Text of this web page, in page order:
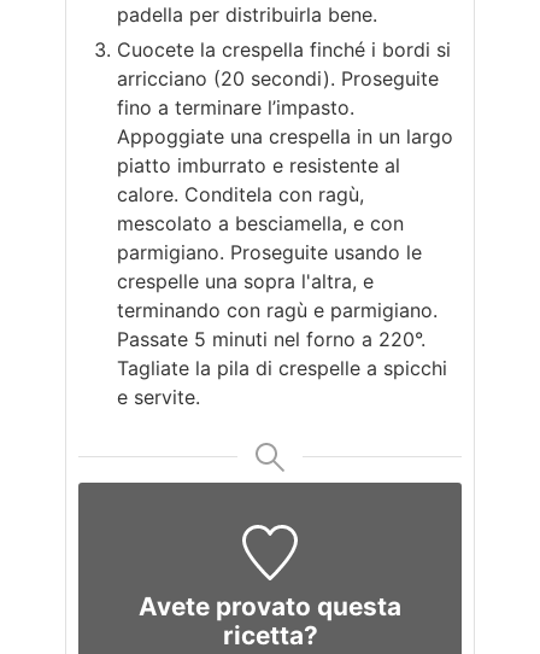
padella per distribuirla bene.
Cuocete la crespella finché i bordi si
arricciano (20 secondi). Proseguite
fino a terminare l’impasto.
Appoggiate una crespella in un largo
piatto imburrato e resistente al
calore. Conditela con ragù,
mescolato a besciamella, e con
parmigiano. Proseguite usando le
crespelle una sopra l'altra, e
terminando con ragù e parmigiano.
Passate 5 minuti nel forno a 220°.
Tagliate la pila di crespelle a spicchi
e servite.
Avete provato questa
ricetta?